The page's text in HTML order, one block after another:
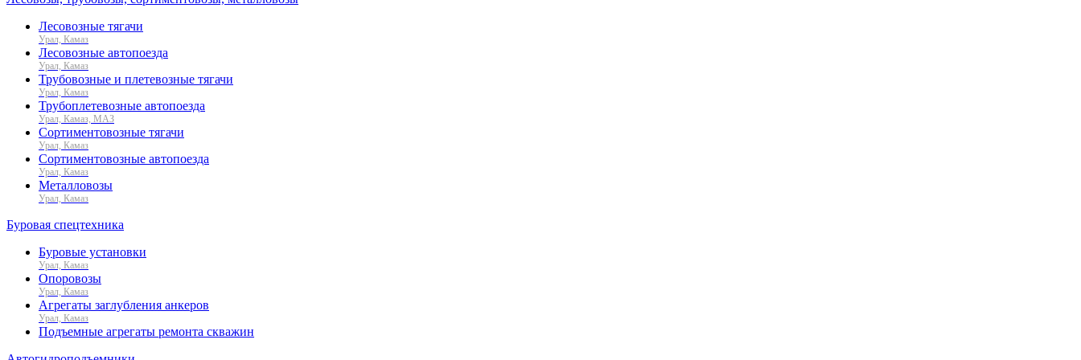
Лесовозные тягачи
Урал, Камаз
Лесовозные автопоезда
Урал, Камаз
Трубовозные и плетевозные тягачи
Урал, Камаз
Трубоплетевозные автопоезда
Урал, Камаз, МАЗ
Сортиментовозные тягачи
Урал, Камаз
Сортиментовозные автопоезда
Урал, Камаз
Металловозы
Урал, Камаз
Буровая спецтехника
Буровые установки
Урал, Камаз
Опоровозы
Урал, Камаз
Агрегаты заглубления анкеров
Урал, Камаз
Подъемные агрегаты ремонта скважин